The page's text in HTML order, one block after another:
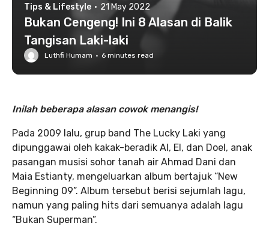
Tips & Lifestyle · 21 May 2022
Bukan Cengeng! Ini 8 Alasan di Balik
Tangisan Laki-laki
Luthfi Humam · 6 minutes read
Inilah beberapa alasan cowok menangis!
Pada 2009 lalu, grup band The Lucky Laki yang
dipunggawai oleh kakak-beradik Al, El, dan Doel, anak
pasangan musisi sohor tanah air Ahmad Dani dan
Maia Estianty, mengeluarkan album bertajuk “New
Beginning 09”. Album tersebut berisi sejumlah lagu,
namun yang paling hits dari semuanya adalah lagu
“Bukan Superman”.